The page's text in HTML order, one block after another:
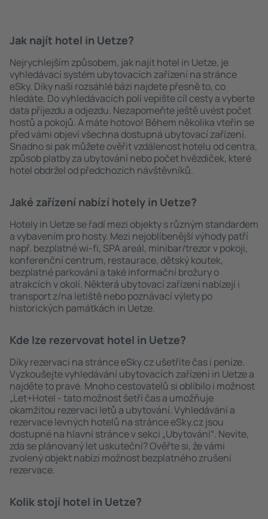
Jak najít hotel in Uetze?
Nejrychlejším způsobem, jak najít hotel in Uetze, je
vyhledávací systém ubytovacích zařízení na stránce
eSky. Díky naší rozsáhlé bázi najdete přesně to, co
hledáte. Do vyhledávacích polí vepište cíl cesty a vyberte
data příjezdu a odjezdu. Nezapomeňte ještě uvést počet
hostů a pokojů. A máte hotovo! Během několika vteřin se
před vámi objeví všechna dostupná ubytovací zařízení.
Snadno si pak můžete ověřit vzdálenost hotelu od centra,
způsob platby za ubytování nebo počet hvězdiček, které
hotel obdržel od předchozích návštěvníků.
Jaké zařízení nabízí hotely in Uetze?
Hotely in Uetze se řadí mezi objekty s různým standardem
a vybavením pro hosty. Mezi nejoblíbenější výhody patří
např. bezplatné wi-fi, SPA areál, minibar/trezor v pokoji,
konferenční centrum, restaurace, dětský koutek,
bezplatné parkování a také informační brožury o
atrakcích v okolí. Některá ubytovací zařízení nabízejí i
transport z/na letiště nebo poznávací výlety po
historických památkách in Uetze.
Kde lze rezervovat hotel in Uetze?
Díky rezervaci na stránce eSky.cz ušetříte čas i peníze.
Vyzkoušejte vyhledávání ubytovacích zařízení in Uetze a
najděte to pravé. Mnoho cestovatelů si oblíbilo i možnost
„Let+Hotel - tato možnost šetří čas a umožňuje
okamžitou rezervaci letů a ubytování. Vyhledávání a
rezervace levných hotelů na stránce eSky.cz jsou
dostupné na hlavní stránce v sekci „Ubytování“. Nevíte,
zda se plánovaný let uskuteční? Ověřte si, že vámi
zvolený objekt nabízí možnost bezplatného zrušení
rezervace.
Kolik stojí hotel in Uetze?